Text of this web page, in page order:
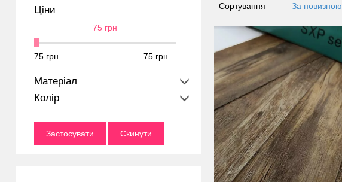
Ціни
75 грн
75 грн. 75 грн.
Матеріал
Колір
Застосувати Скинути
Сортування За новизною
за ціною